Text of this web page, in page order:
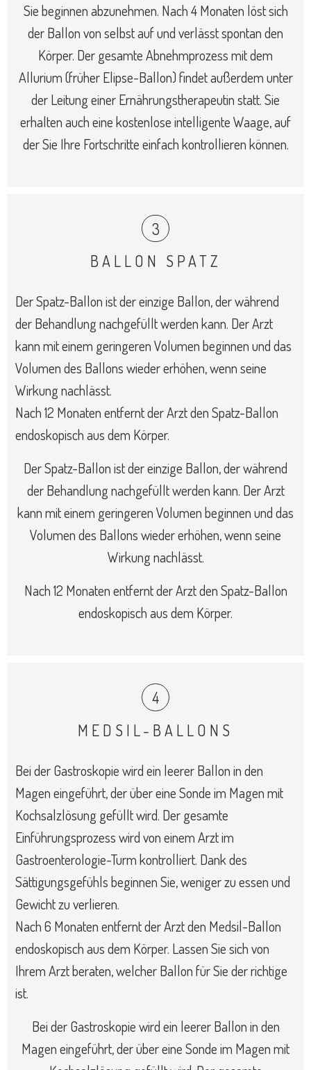
Sie beginnen abzunehmen. Nach 4 Monaten löst sich
der Ballon von selbst auf und verlässt spontan den
Körper. Der gesamte Abnehmprozess mit dem
Allurium (früher Elipse-Ballon) findet außerdem unter
der Leitung einer Ernährungstherapeutin statt. Sie
erhalten auch eine kostenlose intelligente Waage, auf
der Sie Ihre Fortschritte einfach kontrollieren können.
BALLON SPATZ
Der Spatz-Ballon ist der einzige Ballon, der während
der Behandlung nachgefüllt werden kann. Der Arzt
kann mit einem geringeren Volumen beginnen und das
Volumen des Ballons wieder erhöhen, wenn seine
Wirkung nachlässt.
Nach 12 Monaten entfernt der Arzt den Spatz-Ballon
endoskopisch aus dem Körper.
Der Spatz-Ballon ist der einzige Ballon, der während
der Behandlung nachgefüllt werden kann. Der Arzt
kann mit einem geringeren Volumen beginnen und das
Volumen des Ballons wieder erhöhen, wenn seine
Wirkung nachlässt.
Nach 12 Monaten entfernt der Arzt den Spatz-Ballon
endoskopisch aus dem Körper.
MEDSIL-BALLONS
Bei der Gastroskopie wird ein leerer Ballon in den
Magen eingeführt, der über eine Sonde im Magen mit
Kochsalzlösung gefüllt wird. Der gesamte
Einführungsprozess wird von einem Arzt im
Gastroenterologie-Turm kontrolliert. Dank des
Sättigungsgefühls beginnen Sie, weniger zu essen und
Gewicht zu verlieren.
Nach 6 Monaten entfernt der Arzt den Medsil-Ballon
endoskopisch aus dem Körper. Lassen Sie sich von
Ihrem Arzt beraten, welcher Ballon für Sie der richtige
ist.
Bei der Gastroskopie wird ein leerer Ballon in den
Magen eingeführt, der über eine Sonde im Magen mit